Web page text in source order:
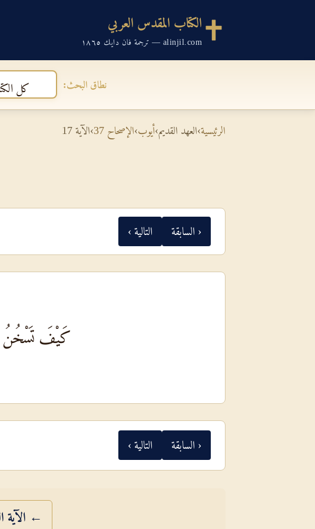
الكتاب المقدس العربي
alinjil.com — ترجمة فان دايك ١٨٦٥
نطاق البحث: كل
الرئيسية›العهد القديم›أيوب›الإصحاح 37 ›الآية 17
‹ السابقة التالية ›
كَيْفَ تَسْخُنُ
‹ السابقة التالية ›
← الآية